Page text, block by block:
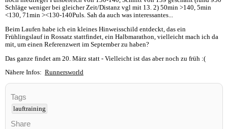
Schläge weniger bei gleicher Zeit/Distanz vgl mit 13. 2) 50min >140, 5min
<130, 71min ><130-140Puls. Sah da auch was interessantes...
Beim Laufen habe ich ein kleines Hinweisschild entdeckt, das ein
Frühlingslauf in Rossatz stattfindet, ein Halbmarathon, vielleicht mach ich da
mit, um einen Referenzwert im September zu haben?
Das ganze findet am 20. März statt - Vielleicht ist das aber noch zu früh :(
Nähere Infos: Runnersworld
Tags
lauftraining
Share